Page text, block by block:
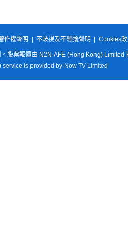
作權聲明 不歧視及不騷擾聲明 Cookies
股票報價由 N2N-AFE (Hong Kong) Limited
is provided by Now TV Limited